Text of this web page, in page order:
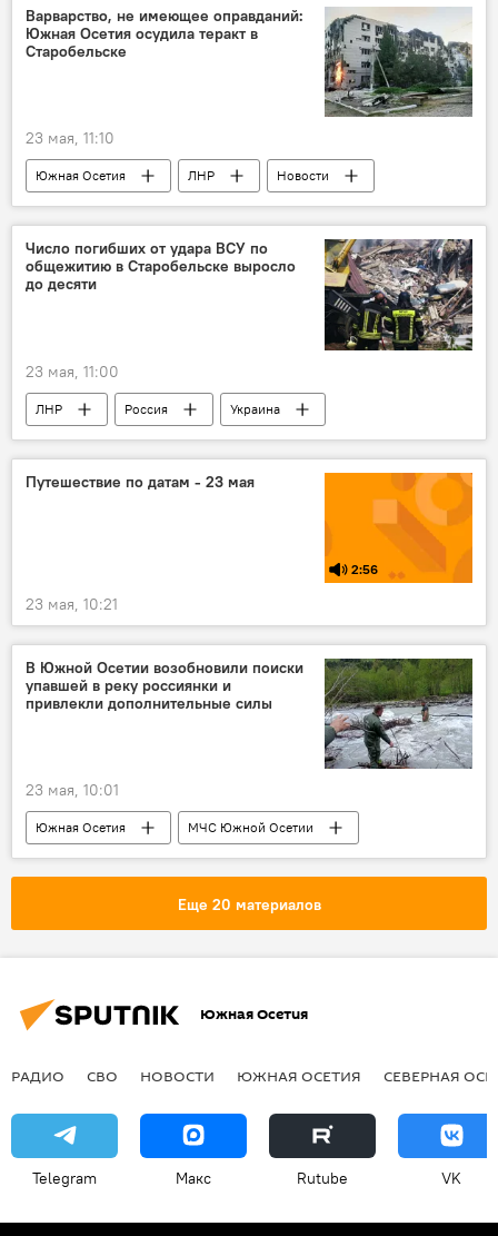
теракт
ЛНР
ООН
Украина
Варварство, не имеющее оправданий:
Южная Осетия осудила теракт в
Старобельске
23 мая, 11:10
Южная Осетия ЛНР
Новости
Россия
теракт Аэлита Джиоева
Число погибших от удара ВСУ по
общежитию в Старобельске выросло
до десяти
23 мая, 11:00
ЛНР Россия
Украина
теракт
Новости СВО
Путешествие по датам - 23 мая
2:56
23 мая, 10:21
В Южной Осетии возобновили поиски
упавшей в реку россиянки и
привлекли дополнительные силы
23 мая, 10:01
Южная Осетия
МЧС Южной Осетии
Новости
Происшествия
МВД Южной Осетии
Президент Южной Осетии
Алан Гаглоев
Еще 20 материалов
Южная Осетия
РАДИО СВО НОВОСТИ ЮЖНАЯ ОСЕТИЯ СЕВЕРНАЯ
Telegram Макс Rutube VK